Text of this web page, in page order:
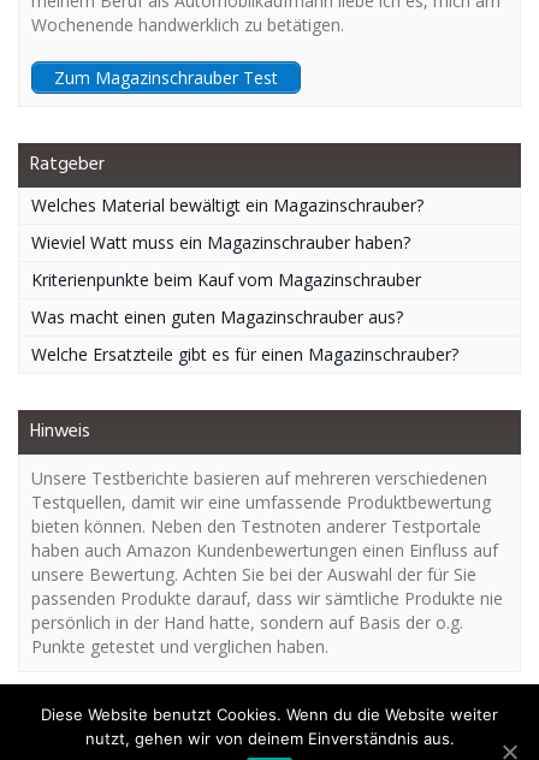
Wochenende handwerklich zu betätigen.
Zum Magazinschrauber Test
Ratgeber
Welches Material bewältigt ein Magazinschrauber?
Wieviel Watt muss ein Magazinschrauber haben?
Kriterienpunkte beim Kauf vom Magazinschrauber
Was macht einen guten Magazinschrauber aus?
Welche Ersatzteile gibt es für einen Magazinschrauber?
Hinweis
Unsere Testberichte basieren auf mehreren verschiedenen
Testquellen, damit wir eine umfassende Produktbewertung
bieten können. Neben den Testnoten anderer Testportale
haben auch Amazon Kundenbewertungen einen Einfluss auf
unsere Bewertung. Achten Sie bei der Auswahl der für Sie
passenden Produkte darauf, dass wir sämtliche Produkte nie
persönlich in der Hand hatte, sondern auf Basis der o.g.
Punkte getestet und verglichen haben.
Copyright - Magazinschrauber.org | Das Expertenportal
Diese Website benutzt Cookies. Wenn du die Website weiter
nutzt, gehen wir von deinem Einverständnis aus.